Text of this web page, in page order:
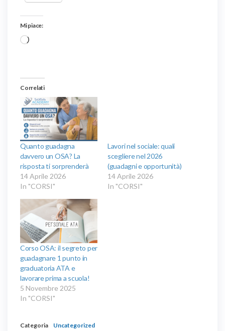
Mi piace:
Caricamento
Correlati
Quanto guadagna
davvero un OSA? La
risposta ti sorprenderà
14 Aprile 2026
In "CORSI"
Lavori nel sociale: quali
scegliere nel 2026
(guadagni e opportunità)
14 Aprile 2026
In "CORSI"
Corso OSA: il segreto per
guadagnare 1 punto in
graduatoria ATA e
lavorare prima a scuola!
5 Novembre 2025
In "CORSI"
Categoria Uncategorized